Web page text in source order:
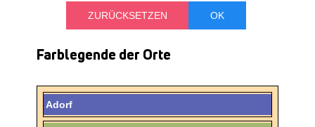
Farblegende der Orte
Adorf